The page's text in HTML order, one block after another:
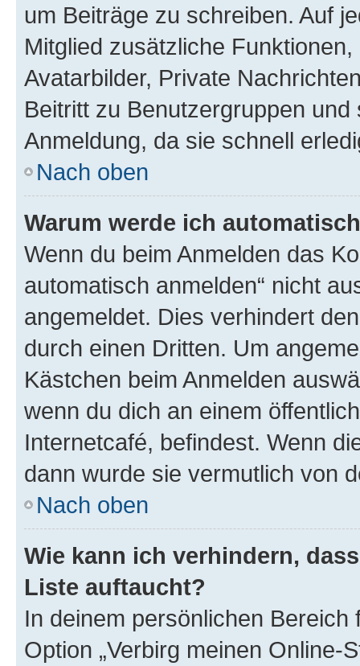
um Beiträge zu schreiben. Auf
Mitglied zusätzliche
Avatarbilder, Private
Beitritt zu Benutzergruppen
Anmeldung, da sie schnell
Nach oben
Warum werde ich
Wenn du beim Anmelden das
automatisch anmelden“ nicht
angemeldet. Dies verhindert
durch einen Dritten. Um
Kästchen beim Anmelden
wenn du dich an einem
Internetcafé, befindest. Wenn
dann wurde sie vermutlich von
Nach oben
Wie kann ich verhindern,
Liste auftaucht?
In deinem persönlichen
Option „Verbirg meinen Online-